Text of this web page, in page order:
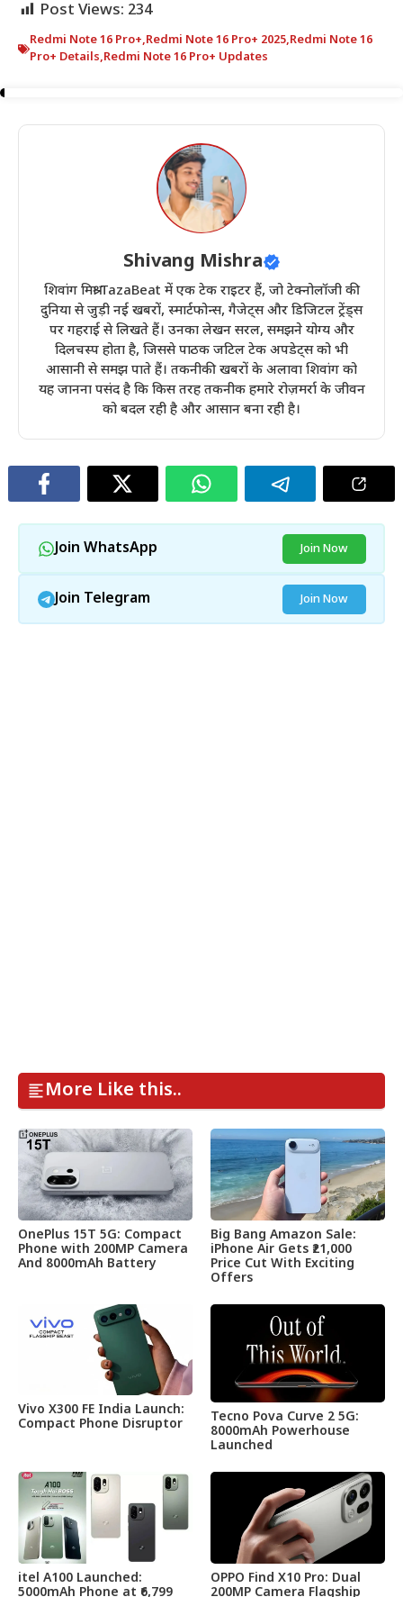
Post Views: 234
Redmi Note 16 Pro+,Redmi Note 16 Pro+ 2025,Redmi Note 16
Pro+ Details,Redmi Note 16 Pro+ Updates
Shivang Mishra
शिवांग मिश्रा TazaBeat में एक टेक राइटर हैं, जो टेक्नोलॉजी की
दुनिया से जुड़ी नई खबरों, स्मार्टफोन्स, गैजेट्स और डिजिटल ट्रेंड्स
पर गहराई से लिखते हैं। उनका लेखन सरल, समझने योग्य और
दिलचस्प होता है, जिससे पाठक जटिल टेक अपडेट्स को भी
आसानी से समझ पाते हैं। तकनीकी खबरों के अलावा शिवांग को
यह जानना पसंद है कि किस तरह तकनीक हमारे रोज़मर्रा के जीवन
को बदल रही है और आसान बना रही है।
Join WhatsApp Join Now
Join Telegram Join Now
More Like this..
OnePlus 15T 5G: Compact
Phone with 200MP Camera
And 8000mAh Battery
Big Bang Amazon Sale:
iPhone Air Gets ₹21,000
Price Cut With Exciting
Offers
Vivo X300 FE India Launch:
Compact Phone Disruptor
Tecno Pova Curve 2 5G:
8000mAh Powerhouse
Launched
itel A100 Launched:
5000mAh Phone at ₹6,799
OPPO Find X10 Pro: Dual
200MP Camera Flagship